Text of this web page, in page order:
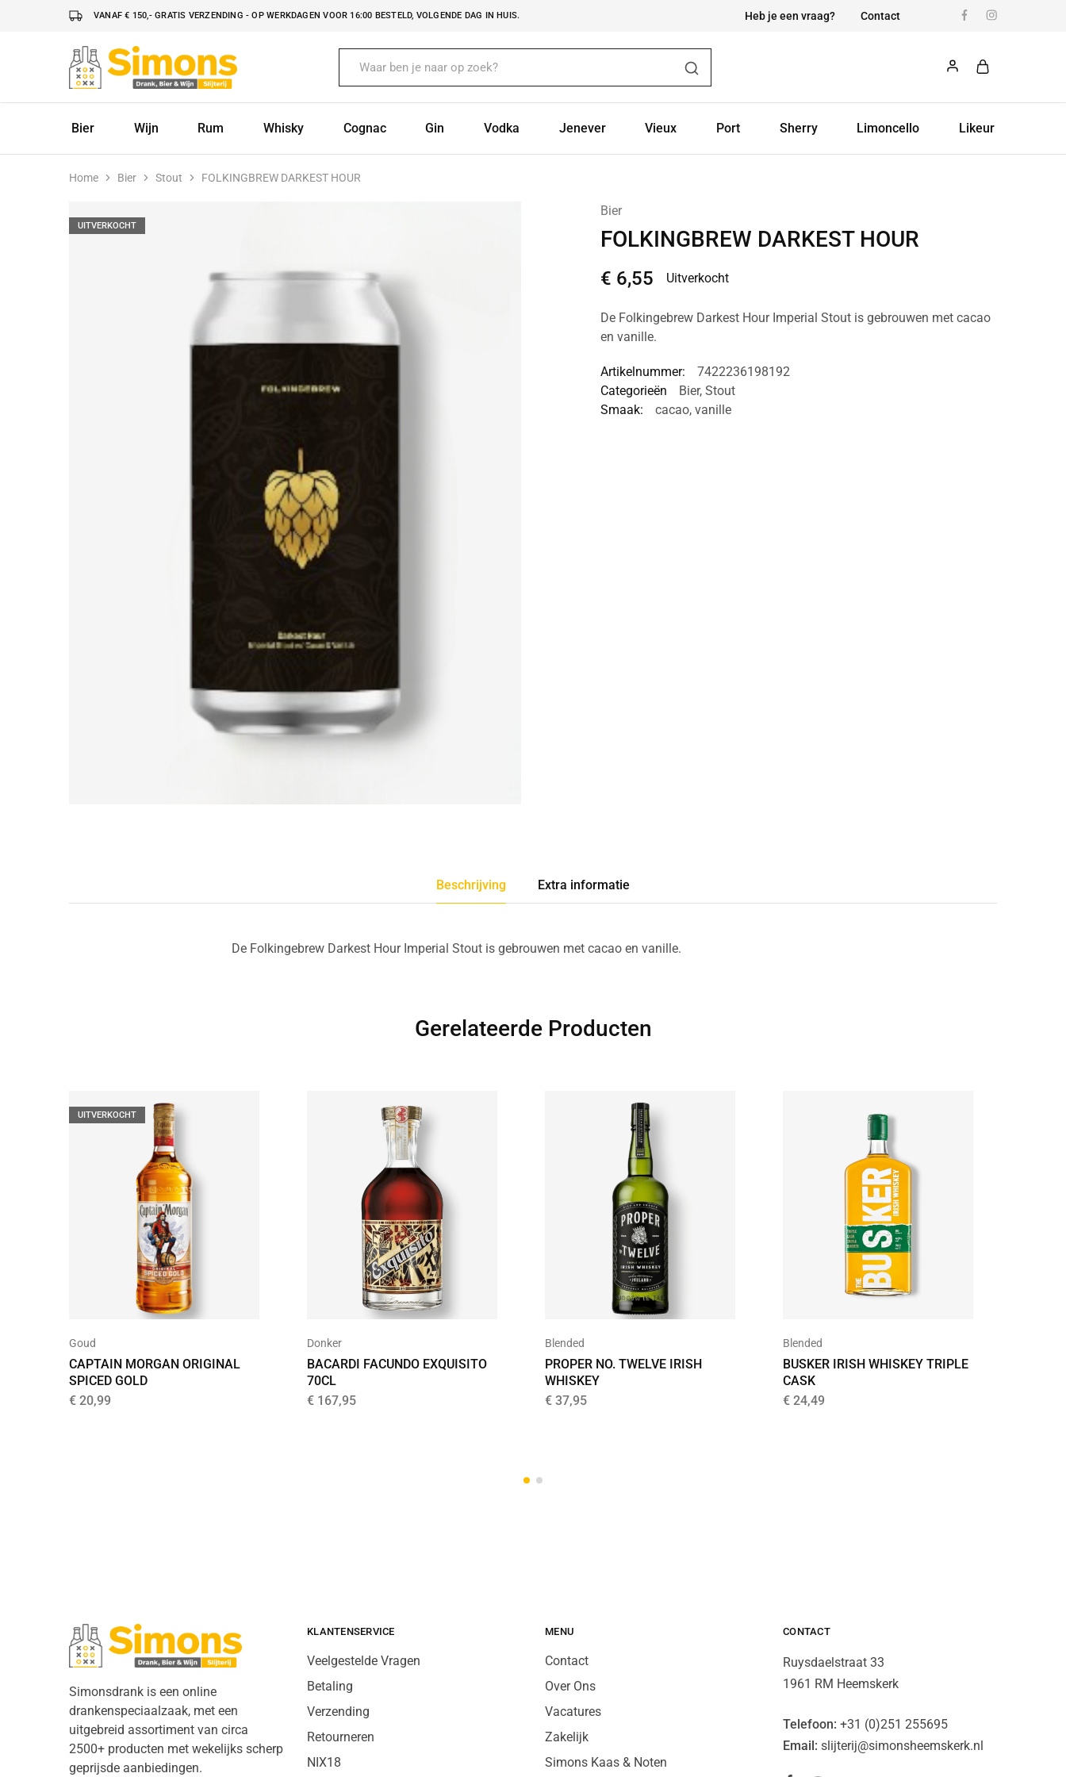
VANAF € 150,- GRATIS VERZENDING - OP WERKDAGEN VOOR 16:00 BESTELD, VOLGENDE DAG IN HUIS. Heb je een vraag? Contact
Simonsdrank.nl
Drank,
Bier
Bier
Wijn Rum Whisky Cognac Gin Vodka Jenever Vieux Port Sherry Limoncello Likeur
Home Bier Stout FOLKINGBREW DARKEST HOUR
UITVERKOCHT
Bier
FOLKINGBREW DARKEST HOUR
€ 6,55 Uitverkocht
De Folkingebrew Darkest Hour Imperial Stout is gebrouwen met cacao
en vanille.
Artikelnummer:
7422236198192
Categorieën
Bier, Stout
Smaak:
cacao, vanille
Beschrijving Extra informatie
De Folkingebrew Darkest Hour Imperial Stout is gebrouwen met cacao en vanille.
Gerelateerde Producten
UITVERKOCHT
Goud
CAPTAIN MORGAN ORIGINAL
SPICED GOLD
€ 20,99
Donker
BACARDI FACUNDO EXQUISITO
70CL
€ 167,95
Blended
PROPER NO. TWELVE IRISH
WHISKEY
€ 37,95
Blended
BUSKER IRISH WHISKEY TRIPLE
CASK
€ 24,49
Simonsdrank is een online
drankenspeciaalzaak, met een
uitgebreid assortiment van circa
2500+ producten met wekelijks scherp
geprijsde aanbiedingen.
KLANTENSERVICE
Veelgestelde Vragen
Betaling
Verzending
Retourneren
NIX18
MENU
Contact
Over Ons
Vacatures
Zakelijk
Simons Kaas & Noten
CONTACT
Ruysdaelstraat 33
1961 RM Heemskerk
Telefoon: +31 (0)251 255695
Email: slijterij@simonsheemskerk.nl